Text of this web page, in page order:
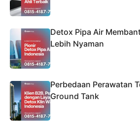
Detox Pipa Air
Lebih Nyaman
Perbedaan Perawatan
Ground Tank